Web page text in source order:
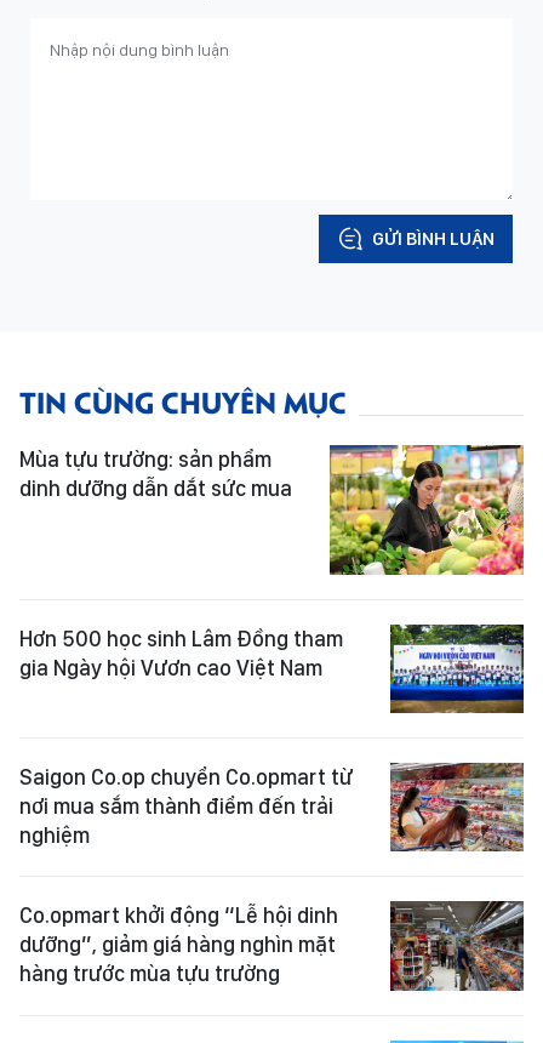
GỬI BÌNH LUẬN
TIN CÙNG CHUYÊN MỤC
Mùa tựu trường: sản phẩm
dinh dưỡng dẫn dắt sức mua
Hơn 500 học sinh Lâm Đồng tham
gia Ngày hội Vươn cao Việt Nam
Saigon Co.op chuyển Co.opmart từ
nơi mua sắm thành điểm đến trải
nghiệm
Co.opmart khởi động “Lễ hội dinh
dưỡng”, giảm giá hàng nghìn mặt
hàng trước mùa tựu trường